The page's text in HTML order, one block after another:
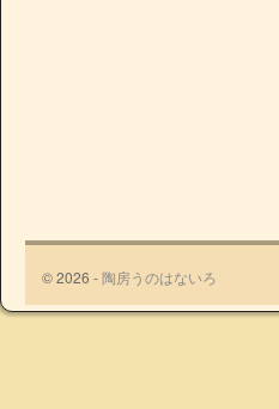
© 2026 -陶房うのはないろ